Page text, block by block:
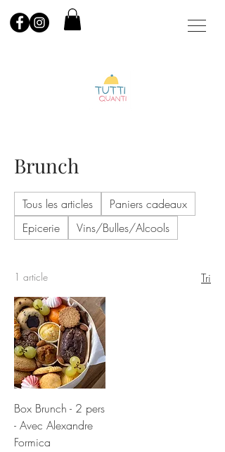
Brunch
Tous les articles
Paniers cadeaux
Epicerie
Vins/Bulles/Alcools
1 article Tri
Box Brunch - 2 pers
- Avec Alexandre
Formica